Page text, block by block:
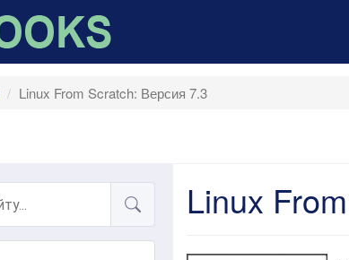
Linux From Scratch: Версия 7.3
Linux